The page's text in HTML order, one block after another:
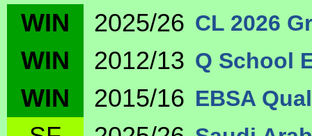
WIN 2025/26 CL 2026
WIN 2012/13 Q School
WIN 2015/16 EBSA